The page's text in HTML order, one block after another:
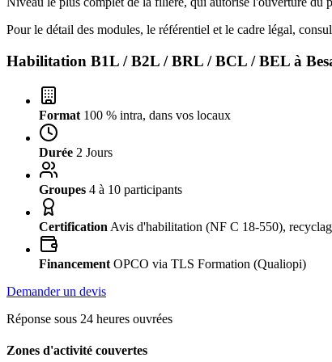
Pour le détail des modules, le référentiel et le cadre légal,
Habilitation B1L / B2L / BRL / BCL / BEL à
Format 100 % intra, dans vos locaux
Durée 2 Jours
Groupes 4 à 10 participants
Certification Avis d'habilitation (NF C 18-550),
Financement OPCO via TLS Formation (Qualiopi)
Demander un devis
Réponse sous 24 heures ouvrées
Zones d'activité couvertes